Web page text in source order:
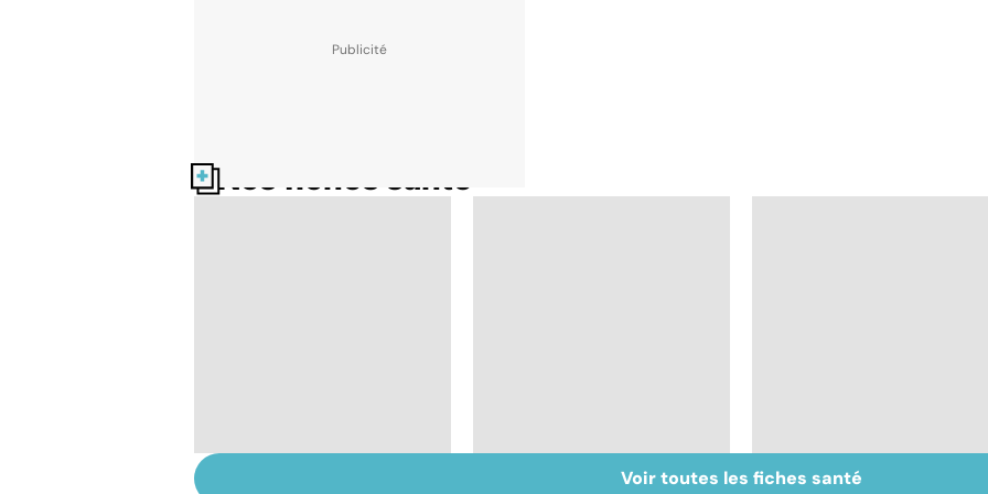
Nos fiches santé
Nécrose : quand les
Voir toutes les fiches santé